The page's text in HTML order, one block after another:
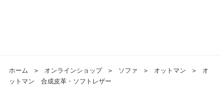
ホーム ＞ オンラインショップ ＞ ソファ ＞ オットマン ＞
オ
ットマン 合成皮革・ソフトレザー